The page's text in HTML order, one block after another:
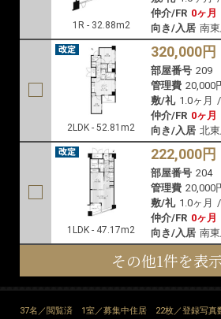
1R - 32.88m2
仲介/FR 0ヶ月
向き/入居 南
2LDK - 52.81m2
320,000円
部屋番号 209
管理費 20,000
敷/礼 1.0ヶ月 /
仲介/FR 0ヶ月
向き/入居 北
1LDK - 47.17m2
222,000円
部屋番号 204
管理費 20,000
敷/礼 1.0ヶ月 /
仲介/FR 0ヶ月
向き/入居 南
その他1件を表
37名／閲覧済 1室／募集中住居 22枚／登録写真